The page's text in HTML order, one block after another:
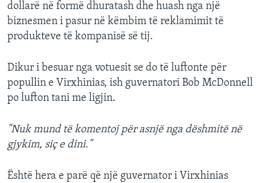
dollarë në formë dhuratash dhe huash nga një
biznesmen i pasur në këmbim të reklamimit të
produkteve të kompanisë së tij.
Dikur i besuar nga votuesit se do të luftonte për
popullin e Virxhinias, ish guvernatori Bob McDonnell
po lufton tani me ligjin.
"Nuk mund të komentoj për asnjë nga dëshmitë në
gjykim, siç e dini."
Është hera e parë që një guvernator i Virxhinias